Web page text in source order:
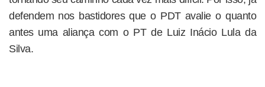
defendem nos bastidores que o PDT avalie o quanto
antes uma aliança com o PT de Luiz Inácio Lula da
Silva.